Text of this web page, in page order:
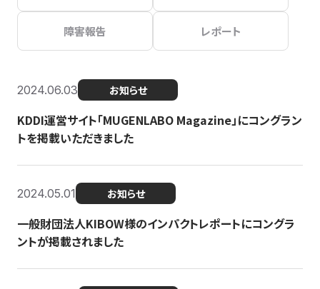
障害報告 レポート
2024.06.03 お知らせ
KDDI運営サイト「MUGENLABO Magazine」にコングラン
トを掲載いただきました
2024.05.01 お知らせ
一般財団法人KIBOW様のインパクトレポートにコングラ
ントが掲載されました